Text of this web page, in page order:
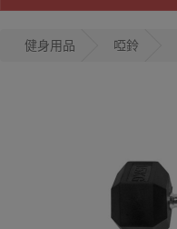
健身用品 啞鈴